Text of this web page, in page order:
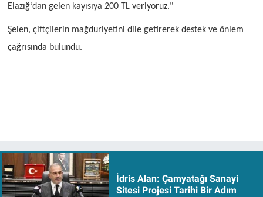
Elazığ’dan gelen kayısıya 200 TL veriyoruz."
Şelen, çiftçilerin mağduriyetini dile getirerek destek ve önlem
çağrısında bulundu.
İdris Alan: Çamyatağı Sanayi
Sitesi Projesi Tarihi Bir Adım